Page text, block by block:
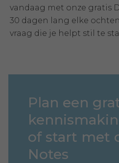
vandaag met onze gratis
30 dagen lang elke
vraag die je helpt stil te
Plan een
of start met
Notes